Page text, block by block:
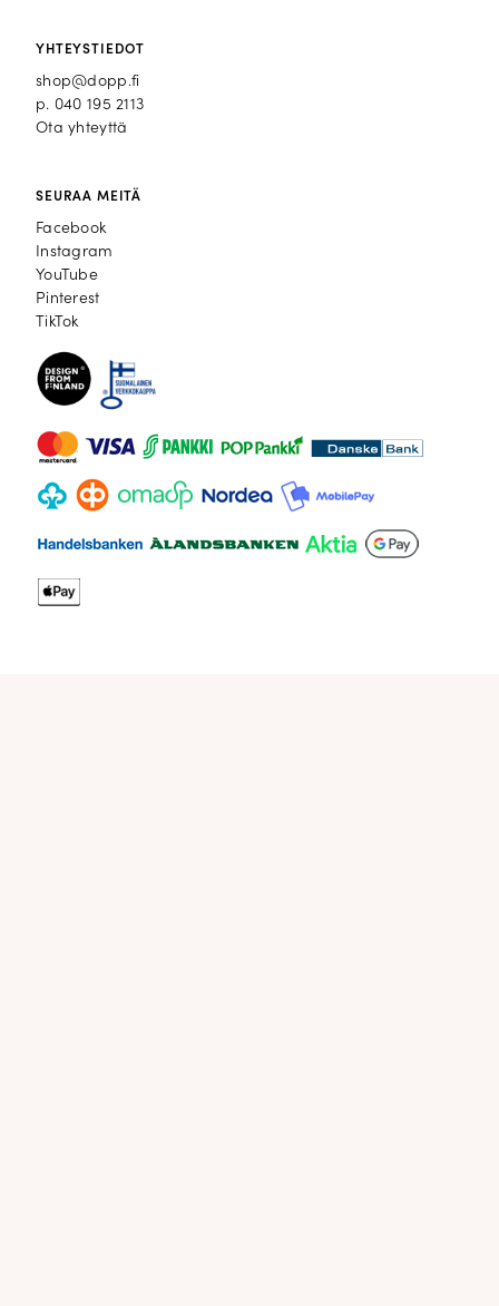
YHTEYSTIEDOT
shop@dopp.fi
p. 040 195 2113
Ota yhteyttä
SEURAA MEITÄ
Facebook
Facebook
Instagram
Instagram
YouTube
YouTube
Pinterest
Pinterest
TikTok
TikTok